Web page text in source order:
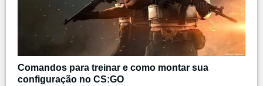
Comandos para treinar e como montar sua
configuração no CS:GO